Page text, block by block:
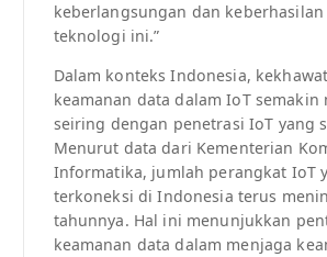
keberlangsungan dan
teknologi ini.”
Dalam konteks Indonesia,
keamanan data dalam IoT semakin
seiring dengan penetrasi IoT yang
Menurut data dari Kementerian
Informatika, jumlah perangkat IoT
terkoneksi di Indonesia terus
tahunnya. Hal ini menunjukkan
keamanan data dalam menjaga